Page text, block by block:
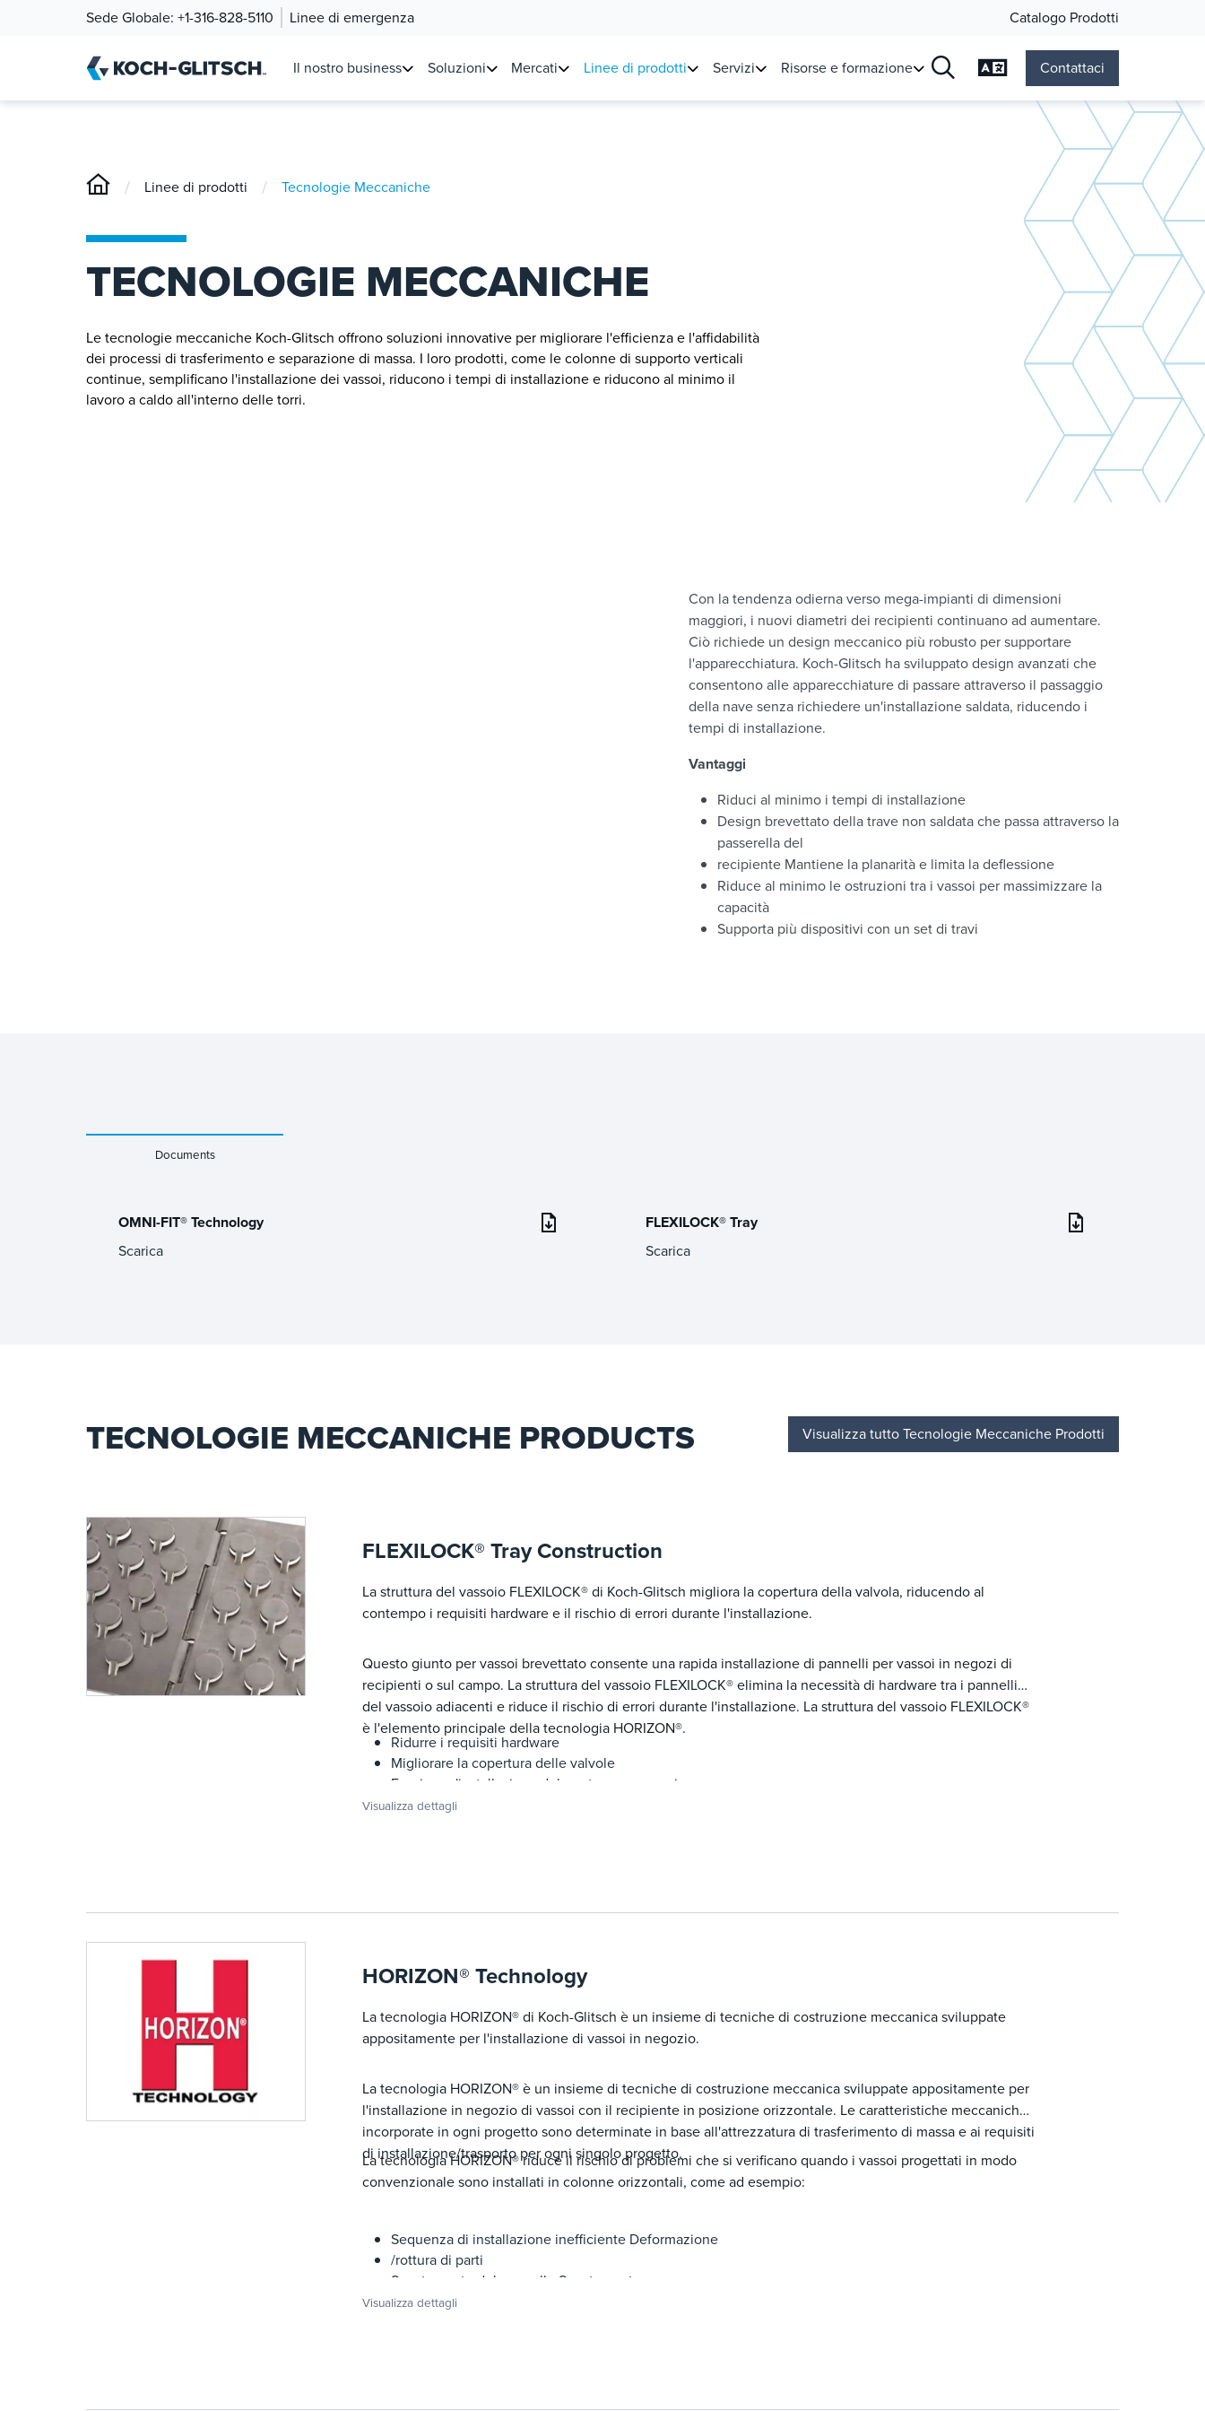
Sede Globale: +1-316-828-5110 Linee di emergenza Catalogo Prodotti
Il nostro business Soluzioni Mercati Linee di prodotti Servizi Risorse e formazione Cambia lingua
Contattaci
/ Linee di prodotti / Tecnologie Meccaniche
TECNOLOGIE MECCANICHE
Le tecnologie meccaniche Koch-Glitsch offrono soluzioni innovative per migliorare l'efficienza e l'affidabilità
dei processi di trasferimento e separazione di massa. I loro prodotti, come le colonne di supporto verticali
continue, semplificano l'installazione dei vassoi, riducono i tempi di installazione e riducono al minimo il
lavoro a caldo all'interno delle torri.
Con la tendenza odierna verso mega-impianti di dimensioni
maggiori, i nuovi diametri dei recipienti continuano ad aumentare.
Ciò richiede un design meccanico più robusto per supportare
l'apparecchiatura. Koch-Glitsch ha sviluppato design avanzati che
consentono alle apparecchiature di passare attraverso il passaggio
della nave senza richiedere un'installazione saldata, riducendo i
tempi di installazione.
Vantaggi
Riduci al minimo i tempi di installazione
Design brevettato della trave non saldata che passa attraverso la
passerella del
recipiente Mantiene la planarità e limita la deflessione
Riduce al minimo le ostruzioni tra i vassoi per massimizzare la
capacità
Supporta più dispositivi con un set di travi
Documents
OMNI-FIT® Technology
Scarica
FLEXILOCK® Tray
Scarica
TECNOLOGIE MECCANICHE PRODUCTS Visualizza tutto Tecnologie Meccaniche Prodotti
FLEXILOCK® Tray Construction
La struttura del vassoio FLEXILOCK® di Koch-Glitsch migliora la copertura della valvola, riducendo al
contempo i requisiti hardware e il rischio di errori durante l'installazione.
Questo giunto per vassoi brevettato consente una rapida installazione di pannelli per vassoi in negozi di
recipienti o sul campo. La struttura del vassoio FLEXILOCK® elimina la necessità di hardware tra i pannelli
del vassoio adiacenti e riduce il rischio di errori durante l'installazione. La struttura del vassoio FLEXILOCK®
è l'elemento principale della tecnologia HORIZON®.
Ridurre i requisiti hardware
Migliorare la copertura delle valvole
Fornire un'installazione del ponte senza errori
Ridurre drasticamente i tempi di installazione
Visualizza dettagli
HORIZON® Technology
La tecnologia HORIZON® di Koch-Glitsch è un insieme di tecniche di costruzione meccanica sviluppate
appositamente per l'installazione di vassoi in negozio.
La tecnologia HORIZON® è un insieme di tecniche di costruzione meccanica sviluppate appositamente per
l'installazione in negozio di vassoi con il recipiente in posizione orizzontale. Le caratteristiche meccaniche
incorporate in ogni progetto sono determinate in base all'attrezzatura di trasferimento di massa e ai requisiti
di installazione/trasporto per ogni singolo progetto.
La tecnologia HORIZON® riduce il rischio di problemi che si verificano quando i vassoi progettati in modo
convenzionale sono installati in colonne orizzontali, come ad esempio:
Sequenza di installazione inefficiente Deformazione
/rottura di parti
Spostamento del pannello Spostamento
del giunto
Visualizza dettagli